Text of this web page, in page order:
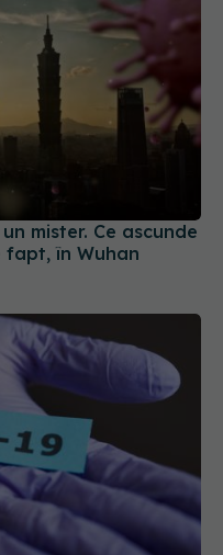
mister. Ce ascunde
în Wuhan
dureroasă.